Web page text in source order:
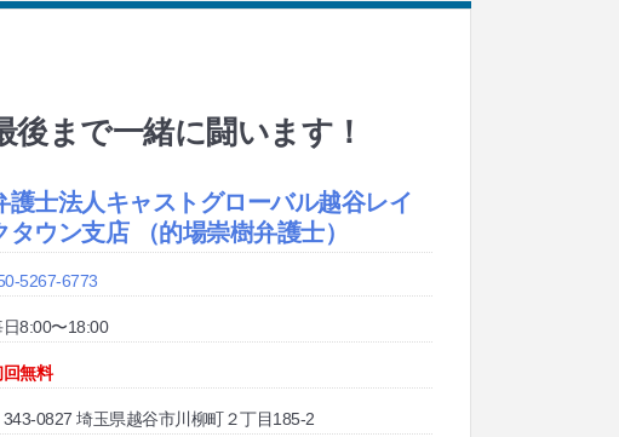
まで一緒に闘います！
護士法人キャストグローバル越谷レイ
タウン支店 （的場崇樹弁護士）
5267-6773
8:00〜18:00
回無料
343-0827 埼玉県越谷市川柳町２丁目185-2